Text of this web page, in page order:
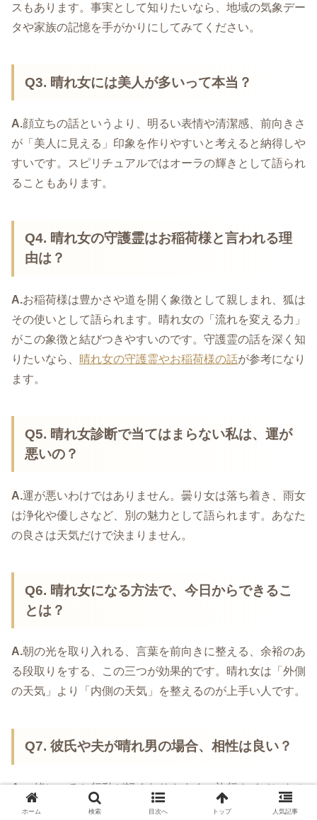
スもあります。事実として知りたいなら、地域の気象デー
タや家族の記憶を手がかりにしてみてください。
Q3. 晴れ女には美人が多いって本当？
A.顔立ちの話というより、明るい表情や清潔感、前向きさ
が「美人に見える」印象を作りやすいと考えると納得しや
すいです。スピリチュアルではオーラの輝きとして語られ
ることもあります。
Q4. 晴れ女の守護霊はお稲荷様と言われる理
由は？
A.お稲荷様は豊かさや道を開く象徴として親しまれ、狐は
その使いとして語られます。晴れ女の「流れを変える力」
がこの象徴と結びつきやすいのです。守護霊の話を深く知
りたいなら、 晴れ女の守護霊やお稲荷様の話が参考になり
ます。
Q5. 晴れ女診断で当てはまらない私は、運が
悪いの？
A.運が悪いわけではありません。曇り女は落ち着き、雨女
は浄化や優しさなど、別の魅力として語られます。あなた
の良さは天気だけで決まりません。
Q6. 晴れ女になる方法で、今日からできるこ
とは？
A.朝の光を取り入れる、言葉を前向きに整える、余裕のあ
る段取りをする、この三つが効果的です。晴れ女は「外側
の天気」より「内側の天気」を整えるのが上手い人です。
Q7. 彼氏や夫が晴れ男の場合、相性は良い？
A.一緒にいると行動が軽くなりやすく、旅行やイベントの
満足度が上がりやすいと言われます。晴れ男については、
ホーム 検索 目次へ トップ 人気記事